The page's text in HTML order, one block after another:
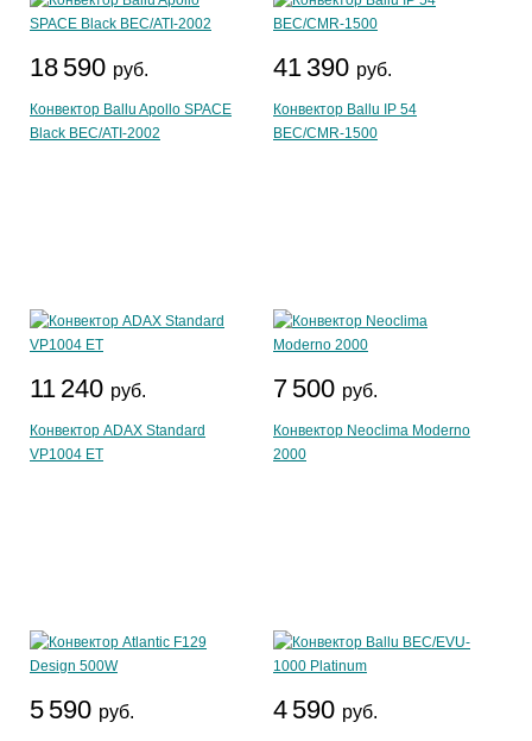
18 590 руб.
Конвектор Ballu Apollo SPACE
Black BEC/ATI-2002
41 390 руб.
Конвектор Ballu IP 54
BEC/CMR-1500
11 240 руб.
Конвектор ADAX Standard
VP1004 ET
7 500 руб.
Конвектор Neoclima Moderno
2000
5 590 руб. 4 590 руб.